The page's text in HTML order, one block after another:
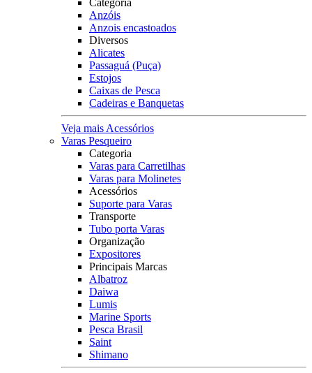
Categoria
Anzóis
Anzois encastoados
Diversos
Alicates
Passaguá (Puça)
Estojos
Caixas de Pesca
Cadeiras e Banquetas
Veja mais Acessórios
Varas Pesqueiro
Categoria
Varas para Carretilhas
Varas para Molinetes
Acessórios
Suporte para Varas
Transporte
Tubo porta Varas
Organização
Expositores
Principais Marcas
Albatroz
Daiwa
Lumis
Marine Sports
Pesca Brasil
Saint
Shimano